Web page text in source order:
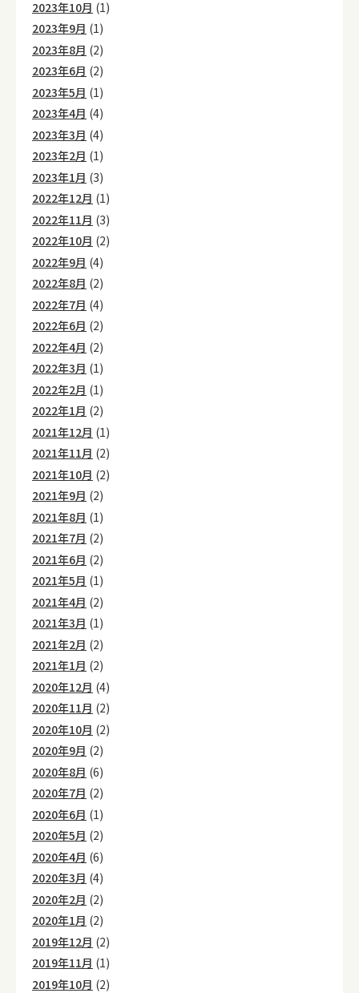
2023年10月 (1)
2023年9月 (1)
2023年8月 (2)
2023年6月 (2)
2023年5月 (1)
2023年4月 (4)
2023年3月 (4)
2023年2月 (1)
2023年1月 (3)
2022年12月 (1)
2022年11月 (3)
2022年10月 (2)
2022年9月 (4)
2022年8月 (2)
2022年7月 (4)
2022年6月 (2)
2022年4月 (2)
2022年3月 (1)
2022年2月 (1)
2022年1月 (2)
2021年12月 (1)
2021年11月 (2)
2021年10月 (2)
2021年9月 (2)
2021年8月 (1)
2021年7月 (2)
2021年6月 (2)
2021年5月 (1)
2021年4月 (2)
2021年3月 (1)
2021年2月 (2)
2021年1月 (2)
2020年12月 (4)
2020年11月 (2)
2020年10月 (2)
2020年9月 (2)
2020年8月 (6)
2020年7月 (2)
2020年6月 (1)
2020年5月 (2)
2020年4月 (6)
2020年3月 (4)
2020年2月 (2)
2020年1月 (2)
2019年12月 (2)
2019年11月 (1)
2019年10月 (2)